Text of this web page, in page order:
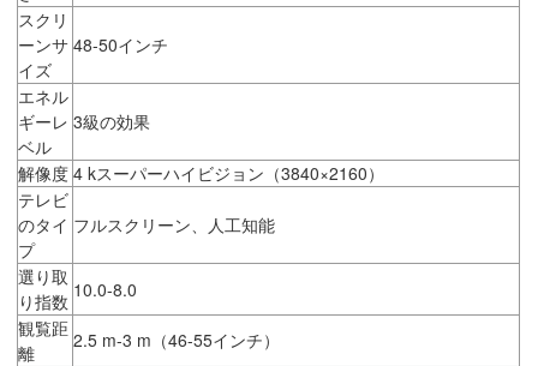
スクリ
ーンサ
イズ
48-50インチ
エネル
ギーレ
ベル
3級の効果
解像度 4 kスーパーハイビジョン（3840×2160）
テレビ
のタイ
プ
フルスクリーン、人工知能
選り取
り指数 10.0-8.0
観覧距
離
2.5 m-3 m（46-55インチ）